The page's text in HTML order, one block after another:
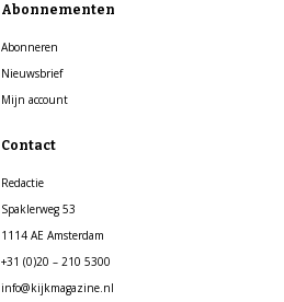
Abonnementen
Abonneren
Nieuwsbrief
Mijn account
Contact
Redactie
Spaklerweg 53
1114 AE Amsterdam
+31 (0)20 – 210 5300
info@kijkmagazine.nl